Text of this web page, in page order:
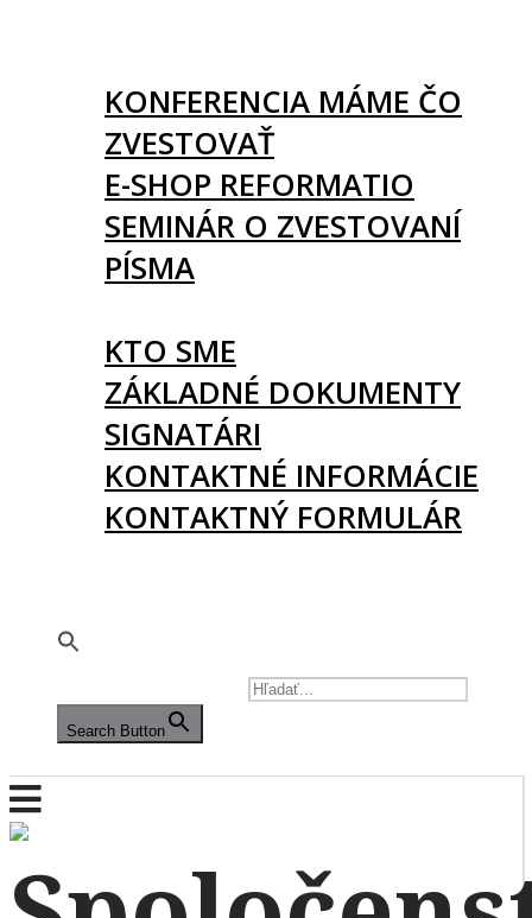
KONFERENCIA MÁME ČO
ZVESTOVAŤ
E-SHOP REFORMATIO
SEMINÁR O ZVESTOVANÍ
PÍSMA
KTO SME
ZÁKLADNÉ DOKUMENTY
SIGNATÁRI
KONTAKTNÉ INFORMÁCIE
KONTAKTNÝ FORMULÁR
Search Button